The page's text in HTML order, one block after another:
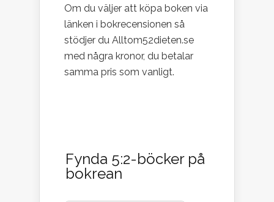
Om du väljer att köpa boken via
länken i bokrecensionen så
stödjer du Alltom52dieten.se
med några kronor, du betalar
samma pris som vanligt.
Fynda 5:2-böcker på
bokrean